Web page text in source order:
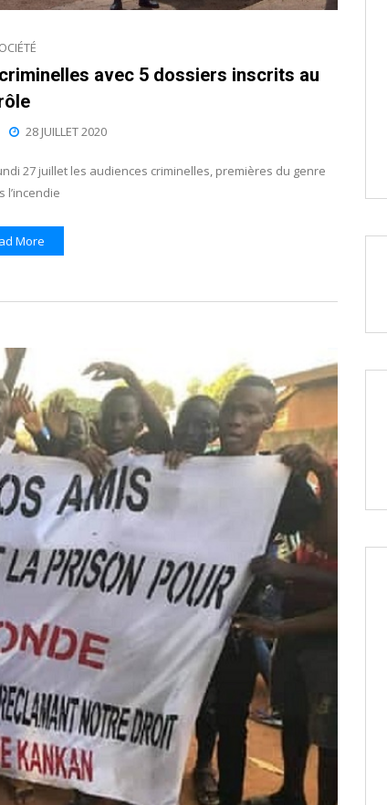
avec 5 dossiers inscrits au
28 JUILLET 2020
27 juillet les audiences criminelles, premières du genre
l’incendie
More